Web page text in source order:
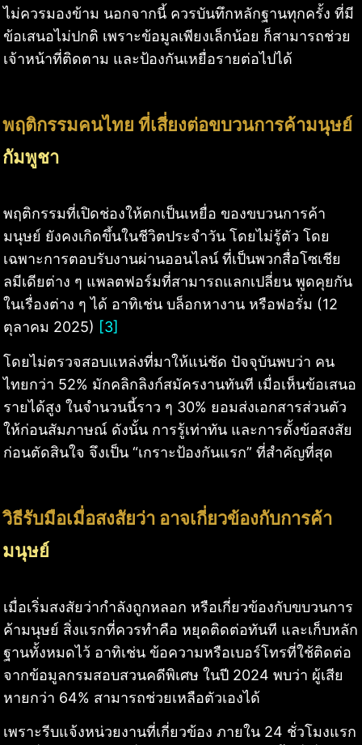
ไม่ควรมองข้าม นอกจากนี้ ควรบันทึกหลักฐานทุกครั้ง ที่มี
ข้อเสนอไม่ปกติ เพราะข้อมูลเพียงเล็กน้อย ก็สามารถช่วย
เจ้าหน้าที่ติดตาม และป้องกันเหยื่อรายต่อไปได้
พฤติกรรมคนไทย ที่เสี่ยงต่อขบวนการค้ามนุษย์
กัมพูชา
พฤติกรรมที่เปิดช่องให้ตกเป็นเหยื่อ ของขบวนการค้า
มนุษย์ ยังคงเกิดขึ้นในชีวิตประจำวัน โดยไม่รู้ตัว โดย
เฉพาะการตอบรับงานผ่านออนไลน์ ที่เป็นพวกสื่อโซเชีย
ลมีเดียต่าง ๆ แพลตฟอร์มที่สามารถแลกเปลี่ยน พูดคุยกัน
ในเรื่องต่าง ๆ ได้ อาทิเช่น บล็อกหางาน หรือฟอรั่ม (12
ตุลาคม 2025) [3]
โดยไม่ตรวจสอบแหล่งที่มาให้แน่ชัด ปัจจุบันพบว่า คน
ไทยกว่า 52% มักคลิกลิงก์สมัครงานทันที เมื่อเห็นข้อเสนอ
รายได้สูง ในจำนวนนี้ราว ๆ 30% ยอมส่งเอกสารส่วนตัว
ให้ก่อนสัมภาษณ์ ดังนั้น การรู้เท่าทัน และการตั้งข้อสงสัย
ก่อนตัดสินใจ จึงเป็น “เกราะป้องกันแรก” ที่สำคัญที่สุด
วิธีรับมือเมื่อสงสัยว่า อาจเกี่ยวข้องกับการค้า
มนุษย์
เมื่อเริ่มสงสัยว่ากำลังถูกหลอก หรือเกี่ยวข้องกับขบวนการ
ค้ามนุษย์ สิ่งแรกที่ควรทำคือ หยุดติดต่อทันที และเก็บหลัก
ฐานทั้งหมดไว้ อาทิเช่น ข้อความหรือเบอร์โทรที่ใช้ติดต่อ
จากข้อมูลกรมสอบสวนคดีพิเศษ ในปี 2024 พบว่า ผู้เสีย
หายกว่า 64% สามารถช่วยเหลือตัวเองได้
เพราะรีบแจ้งหน่วยงานที่เกี่ยวข้อง ภายใน 24 ชั่วโมงแรก